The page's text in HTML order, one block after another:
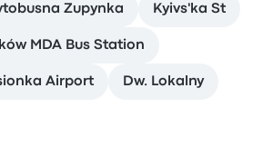
Zupynka Kyivs'ka St
MDA Bus Station
Airport Dw. Lokalny